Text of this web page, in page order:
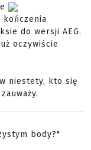
do wersji AEG.
oczywiście
niestety, kto się
body?"